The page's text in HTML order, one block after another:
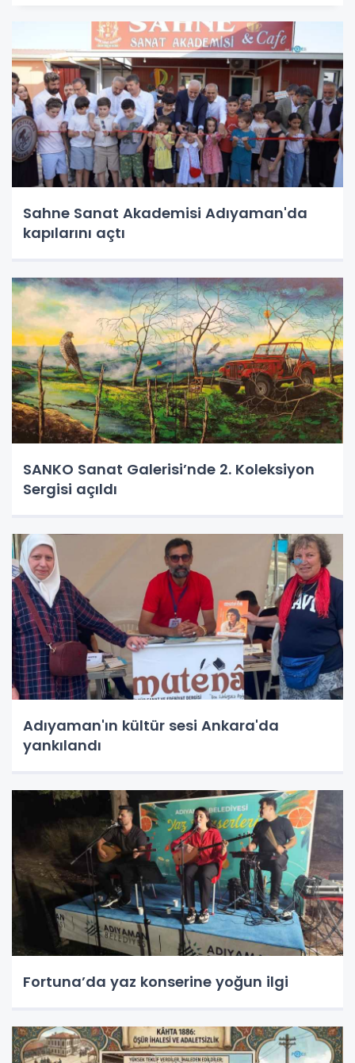
Sahne Sanat Akademisi Adıyaman'da
kapılarını açtı
SANKO Sanat Galerisi’nde 2. Koleksiyon
Sergisi açıldı
Adıyaman'ın kültür sesi Ankara'da
yankılandı
Fortuna’da yaz konserine yoğun ilgi